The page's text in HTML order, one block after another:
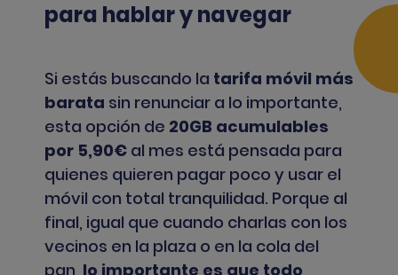
para hablar y navegar
Si estás buscando la tarifa móvil más
barata sin renunciar a lo importante,
esta opción de 20GB acumulables
por 5,90€ al mes está pensada para
quienes quieren pagar poco y usar el
móvil con total tranquilidad. Porque al
final, igual que cuando charlas con los
vecinos en la plaza o en la cola del
pan, lo importante es que todo